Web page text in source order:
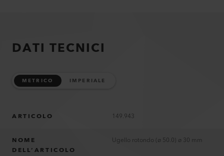
DATI TECNICI
METRICO IMPERIALE
ARTICOLO 149.943
NOME
DELL’ARTICOLO
Ugello rotondo (ø 50.0) ø 30 mm